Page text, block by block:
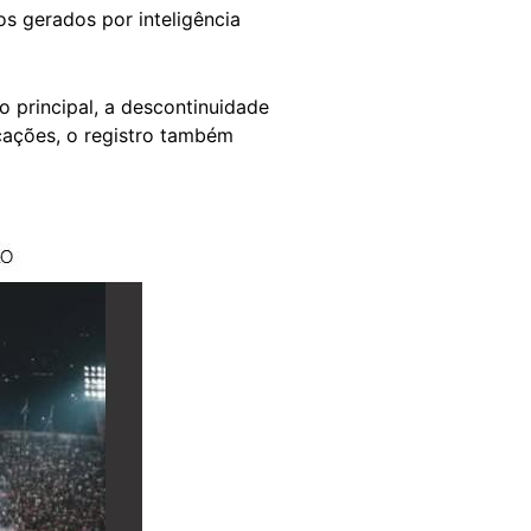
gerados por inteligência
principal, a descontinuidade
o registro também